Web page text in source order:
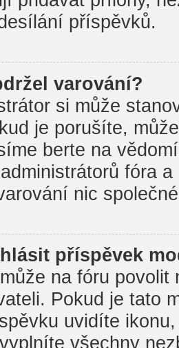
příspěvků.
varování?
si může
je porušíte,
berte na
fóra
nic
příspěvek
na fóru povolit
Pokud je tato
uvidíte
všechny